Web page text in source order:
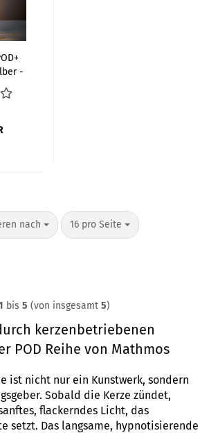
-
nach
nach 16 pro Seite
pro Seite
bis 5 (von insgesamt 5)
kerzenbetriebenen
POD Reihe von Mathmos
ist nicht nur ein Kunstwerk, sondern
Sobald die Kerze zündet,
flackerndes Licht, das
setzt. Das langsame, hypnotisierende